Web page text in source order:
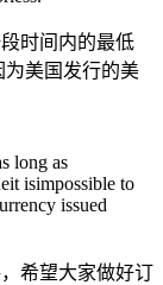
时间内的最低
美国发行的美
long as
isimpossible to
issued
希望大家做好订